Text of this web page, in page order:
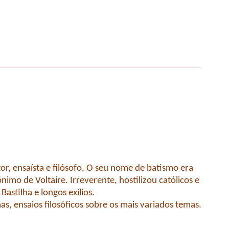
ensaísta e filósofo. O seu nome de batismo era
de Voltaire. Irreverente, hostilizou católicos e
e longos exílios.
ensaios filosóficos sobre os mais variados temas.